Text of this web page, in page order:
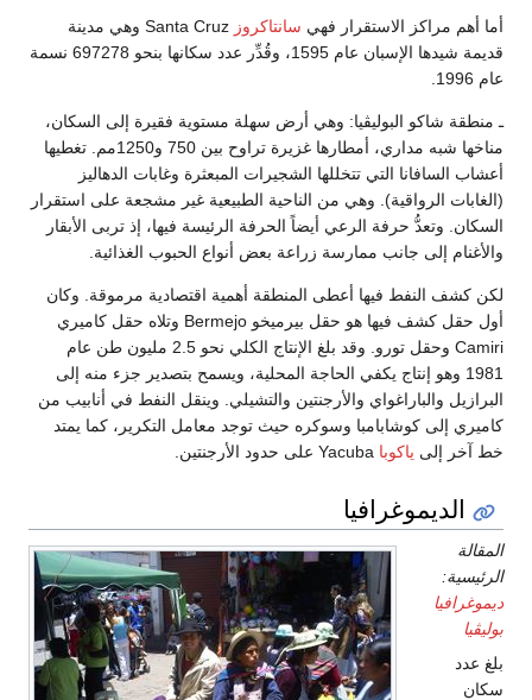
أما أهم مراكز الاستقرار فهي سانتاكروز
Santa Cruz وهي مدينة
قديمة شيدها الإسبان عام 1595، وقُدِّر عدد سكانها بنحو 697278 نسمة
عام 1996.
ـ منطقة شاكو البوليڤيا: وهي أرض سهلة مستوية فقيرة إلى السكان،
مناخها شبه مداري، أمطارها غزيرة تراوح بين 750 و1250مم. تغطيها
أعشاب السافانا التي تتخللها الشجيرات المبعثرة وغابات الدهاليز
(الغابات الرواقية). وهي من الناحية الطبيعية غير مشجعة على استقرار
السكان. وتعدُّ حرفة الرعي أيضاً الحرفة الرئيسة فيها، إذ تربى الأبقار
والأغنام إلى جانب ممارسة زراعة بعض أنواع الحبوب الغذائية.
لكن كشف النفط فيها أعطى المنطقة أهمية اقتصادية مرموقة. وكان
أول حقل كشف فيها هو حقل بيرميخو Bermejo وتلاه حقل كاميري
Camiri وحقل تورو. وقد بلغ الإنتاج الكلي نحو 2.5 مليون طن عام
1981 وهو إنتاج يكفي الحاجة المحلية، ويسمح بتصدير جزء منه إلى
البرازيل والباراغواي والأرجنتين والتشيلي. وينقل النفط في أنابيب من
كاميري إلى كوشابامبا وسوكره حيث توجد معامل التكرير، كما يمتد
خط آخر إلى ياكوباYacuba على حدود الأرجنتين.
الديموغرافيا
المقالة
الرئيسية:
ديموغرافيا
بوليڤيا
بلغ عدد
سكان